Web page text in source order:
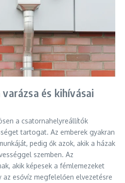
és kihívásai
a csatornahelyreállítók
tartogat. Az emberek gyakran
pedig ők azok, akik a házak
szemben. Az
akik képesek a fémlemezeket
esővíz megfelelően elvezetésre